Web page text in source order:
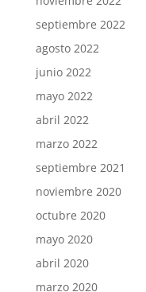
septiembre 2022
agosto 2022
junio 2022
mayo 2022
abril 2022
marzo 2022
septiembre 2021
noviembre 2020
octubre 2020
mayo 2020
abril 2020
marzo 2020